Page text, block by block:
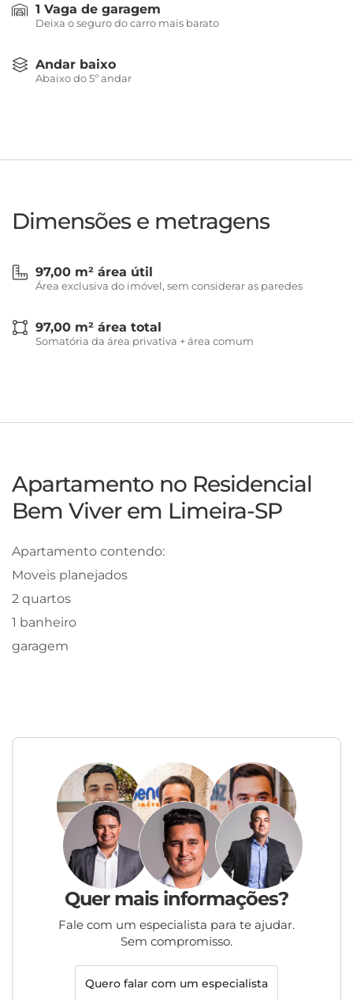
1 Vaga de garagem
Deixa o seguro do carro mais barato
Andar baixo
Abaixo do 5º andar
Dimensões e metragens
97,00 m² área útil
Área exclusiva do imóvel, sem considerar as paredes
97,00 m² área total
Somatória da área privativa + área comum
Apartamento no Residencial
Bem Viver em Limeira-SP
Apartamento contendo:
Moveis planejados
2 quartos
1 banheiro
garagem
Quer mais informações?
Fale com um especialista para te ajudar.
Sem compromisso.
Quero falar com um especialista